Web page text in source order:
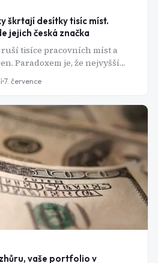
škrtají desítky tisíc míst.
jejich česká značka
tisíce pracovních míst a
Paradoxem je, že nejvyšší
má Škoda Auto.
7. července
vaše portfolio v